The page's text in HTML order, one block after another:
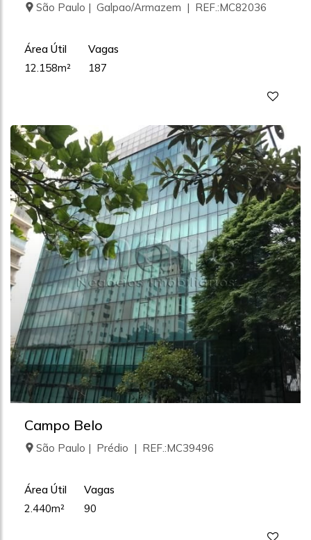
São Paulo | Galpao/Armazem | REF.:MC82036
Área Útil
12.158m²
Vagas
187
Campo Belo
São Paulo | Prédio | REF.:MC39496
Área Útil
2.440m²
Vagas
90